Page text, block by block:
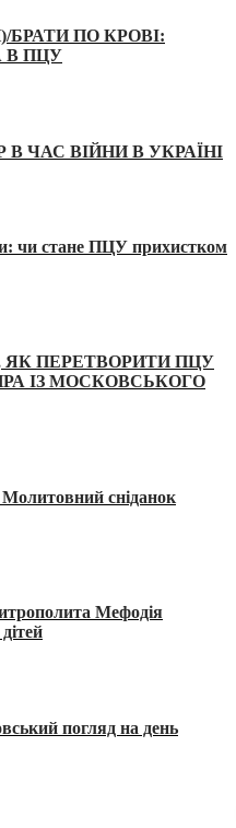
ПО КРОВІ:
В ПЦУ
ЧАС ВІЙНИ В УКРАЇНІ
чи стане ПЦУ прихистком
ПЕРЕТВОРИТИ ПЦУ
ІЗ МОСКОВСЬКОГО
сніданок
Мефодія
погляд на день